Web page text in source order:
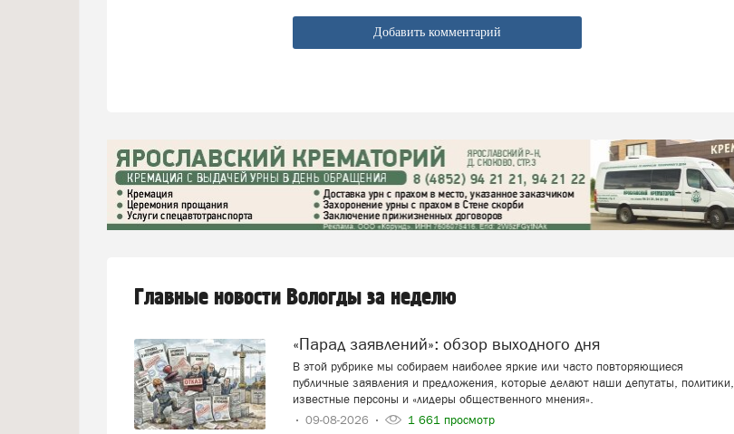
Добавить комментарий
Главные новости Вологды за неделю
«Парад заявлений»: обзор выходного дня
В этой рубрике мы собираем наиболее яркие или часто повторяющиеся
публичные заявления и предложения, которые делают наши депутаты, политики,
известные персоны и «лидеры общественного мнения».
09-08-2026
1 661 просмотр